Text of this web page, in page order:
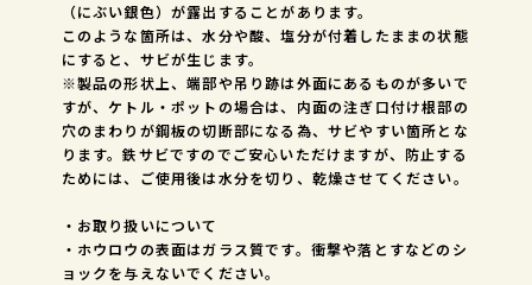
（にぶい銀色）が露出することがあります。
このような箇所は、水分や酸、塩分が付着したままの状態
にすると、サビが生じます。
※製品の形状上、端部や吊り跡は外面にあるものが多いで
すが、ケトル・ポットの場合は、内面の注ぎ口付け根部の
穴のまわりが鋼板の切断部になる為、サビやすい箇所とな
ります。鉄サビですのでご安心いただけますが、防止する
ためには、ご使用後は水分を切り、乾燥させてください。
・お取り扱いについて
・ホウロウの表面はガラス質です。衝撃や落とすなどのシ
ョックを与えないでください。